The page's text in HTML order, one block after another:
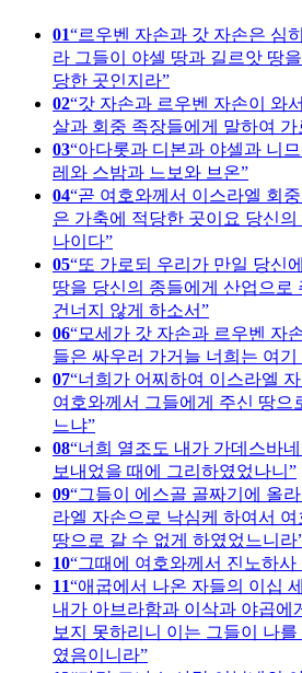
01
르우벤 자손과 갓 자손은 심
라 그들이 야셀 땅과 길르앗 땅
당한 곳인지라
02 갓 자손과 르우벤 자손이 와
살과 회중 족장들에게 말하여 가
03 아다롯과 디본과 야셀과 니
레와 스밤과 느보와 브온
04 곧 여호와께서 이스라엘 회
은 가축에 적당한 곳이요 당신
나이다
05 또 가로되 우리가 만일 당신
땅을 당신의 종들에게 산업으로
건너지 않게 하소서
06 모세가 갓 자손과 르우벤 자
들은 싸우러 가거늘 너희는 여
07 너희가 어찌하여 이스라엘
여호와께서 그들에게 주신 땅으
느냐
08 너희 열조도 내가 가데스바
보내었을 때에 그리하였었나니
09 그들이 에스골 골짜기에 올
라엘 자손으로 낙심케 하여서
땅으로 갈 수 없게 하였었느니라
10 그때에 여호와께서 진노하사
11 애굽에서 나온 자들의 이십
내가 아브라함과 이삭과 야곱에
보지 못하리니 이는 그들이 나
였음이니라